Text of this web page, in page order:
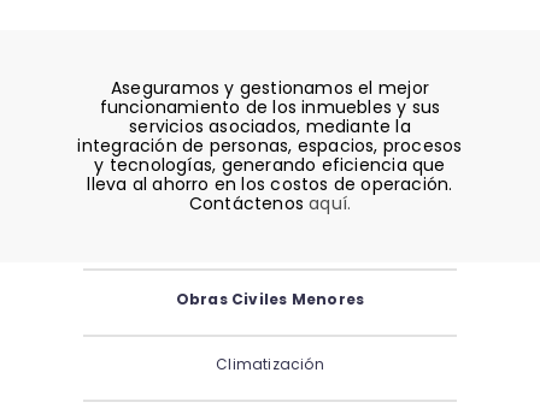
Aseguramos y gestionamos el mejor
funcionamiento de los inmuebles y sus
servicios asociados, mediante la
integración de personas, espacios, procesos
y tecnologías, generando eficiencia que
lleva al ahorro en los costos de operación.
Contáctenosaquí.
Obras Civiles Menores
Climatización